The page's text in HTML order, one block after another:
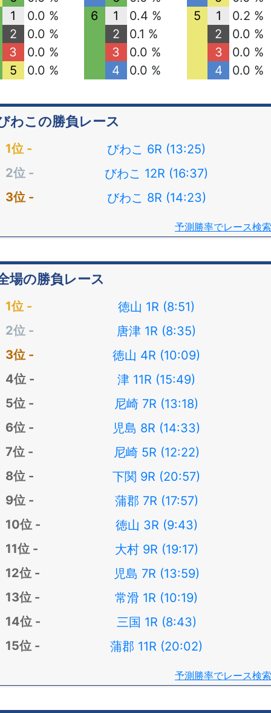
1
0.0 %
2
0.0 %
3
0.0 %
5
0.0 %
6
1
0.4 %
2
0.1 %
3
0.0 %
4
0.0 %
5
1
0.2 %
2
0.0 %
3
0.0 %
4
0.0 %
わこの勝負レース
びわこ 6R (13:25)
びわこ 12R (16:37)
びわこ 8R (14:23)
予測勝率でレース検索
場の勝負レース
徳山 1R (8:51)
唐津 1R (8:35)
徳山 4R (10:09)
津 11R (15:49)
尼崎 7R (13:18)
児島 8R (14:33)
尼崎 5R (12:22)
下関 9R (20:57)
蒲郡 7R (17:57)
徳山 3R (9:43)
大村 9R (19:17)
児島 7R (13:59)
常滑 1R (10:19)
三国 1R (8:43)
蒲郡 11R (20:02)
予測勝率でレース検索